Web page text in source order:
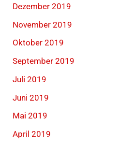
Dezember 2019
November 2019
Oktober 2019
September 2019
Juli 2019
Juni 2019
Mai 2019
April 2019